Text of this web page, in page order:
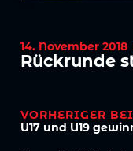
14. November 2018
Rückrunde